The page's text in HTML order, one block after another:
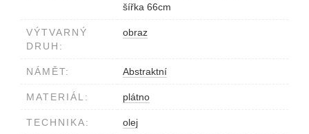
šířka 66cm
VÝTVARNÝ
DRUH:
obraz
NÁMĚT: Abstraktní
MATERIÁL: plátno
TECHNIKA: olej